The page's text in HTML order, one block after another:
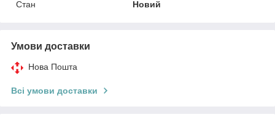
Стан
Новий
Умови доставки
Нова Пошта
Всі умови доставки